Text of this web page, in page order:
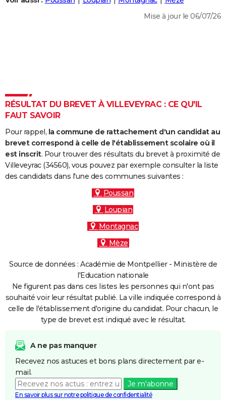
DICTIONNAIRE
Dictionnaire
Biographies
Citations
Expressions
Proverbes
PROGRAMME TV
COPAINS D'AVANT
S'inscrire
Se connecter
Lycées
Collèges
Primaires
Universités
Entreprises
Service militaire
Avis de recherche
AVIS DE DÉCÈS
FORUM
Mise à jour le 06/07/26
RÉSULTAT DU BREVET À VILLEVEYRAC : CE QU'IL
FAUT SAVOIR
Pour rappel, la commune de rattachement d'un candidat au
brevet correspond à celle de l'établissement scolaire où il
est inscrit. Pour trouver des résultats du brevet à proximité de
Villeveyrac (34560), vous pouvez par exemple consulter la liste
des candidats dans l'une des communes suivantes :
Poussan
Loupian
Montagnac
Mèze
Source de données : Académie de Montpellier - Ministère de
l'Education nationale
Ne figurent pas dans ces listes les personnes qui n'ont pas
souhaité voir leur résultat publié. La ville indiquée correspond à
celle de l'établissement d'origine du candidat. Pour chacun, le
type de brevet est indiqué avec le résultat.
A ne pas manquer
Recevez nos astuces et bons plans directement par e-
mail.
Je m'abonne
En savoir plus sur notre politique de confidentialité